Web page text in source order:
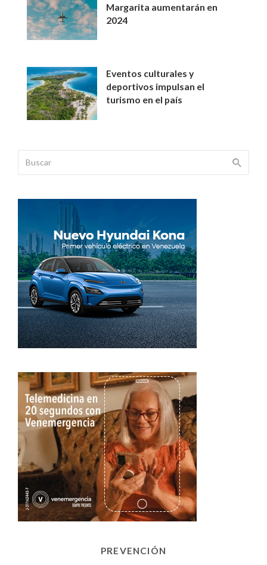
Margarita aumentarán en
2024
Eventos culturales y
deportivos impulsan el
turismo en el país
PREVENCIÓN